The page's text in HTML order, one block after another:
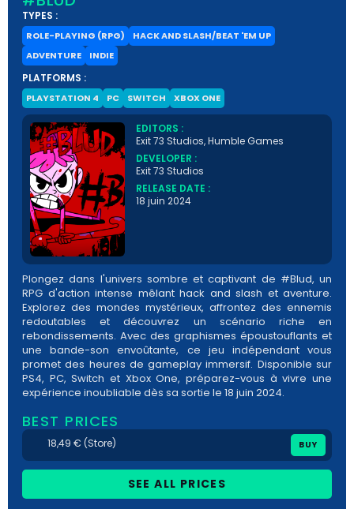
TYPES :
ROLE-PLAYING (RPG)
HACK AND SLASH/BEAT 'EM UP
ADVENTURE
INDIE
PLATFORMS :
PLAYSTATION 4 PC SWITCH XBOX ONE
EDITORS :
Exit 73 Studios, Humble Games
DEVELOPER :
Exit 73 Studios
RELEASE DATE :
18 juin 2024
Plongez dans l'univers sombre et captivant de #Blud, un
RPG d'action intense mêlant hack and slash et aventure.
Explorez des mondes mystérieux, affrontez des ennemis
redoutables et découvrez un scénario riche en
rebondissements. Avec des graphismes époustouflants et
une bande-son envoûtante, ce jeu indépendant vous
promet des heures de gameplay immersif. Disponible sur
PS4, PC, Switch et Xbox One, préparez-vous à vivre une
expérience inoubliable dès sa sortie le 18 juin 2024.
BEST PRICES
18,49 € (Store) BUY
SEE ALL PRICES